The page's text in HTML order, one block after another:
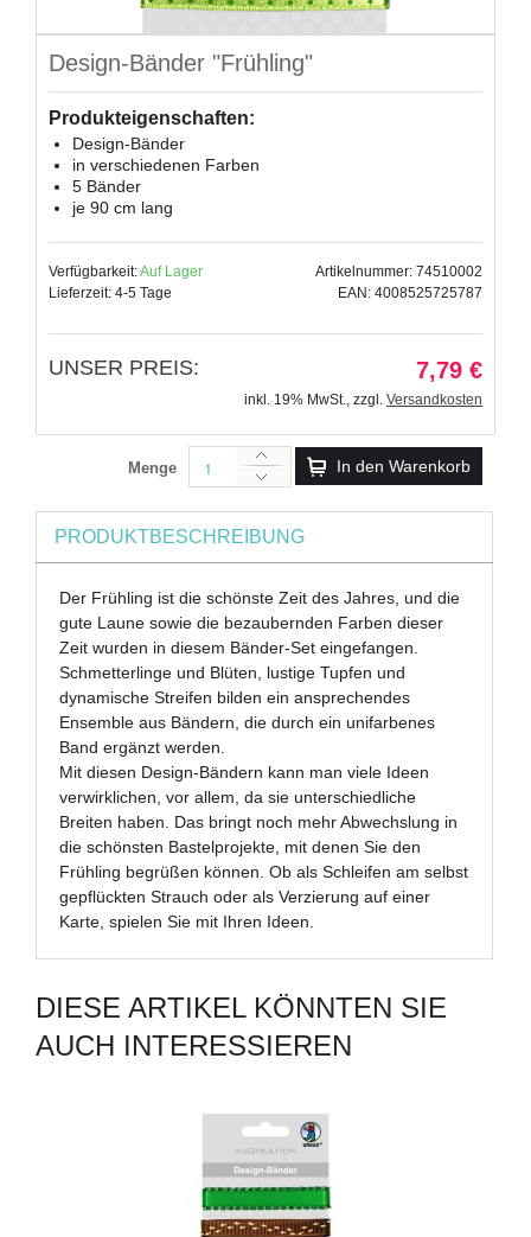
Design-Bänder "Frühling"
Produkteigenschaften:
Design-Bänder
in verschiedenen Farben
5 Bänder
je 90 cm lang
Verfügbarkeit:Auf Lager
Lieferzeit: 4-5 Tage
Artikelnummer: 74510002
EAN: 4008525725787
UNSER PREIS: 7,79 €
inkl. 19% MwSt., zzgl. Versandkosten
Menge In den Warenkorb
PRODUKTBESCHREIBUNG
Der Frühling ist die schönste Zeit des Jahres, und die
gute Laune sowie die bezaubernden Farben dieser
Zeit wurden in diesem Bänder-Set eingefangen.
Schmetterlinge und Blüten, lustige Tupfen und
dynamische Streifen bilden ein ansprechendes
Ensemble aus Bändern, die durch ein unifarbenes
Band ergänzt werden.
Mit diesen Design-Bändern kann man viele Ideen
verwirklichen, vor allem, da sie unterschiedliche
Breiten haben. Das bringt noch mehr Abwechslung in
die schönsten Bastelprojekte, mit denen Sie den
Frühling begrüßen können. Ob als Schleifen am selbst
gepflückten Strauch oder als Verzierung auf einer
Karte, spielen Sie mit Ihren Ideen.
DIESE ARTIKEL KÖNNTEN SIE
AUCH INTERESSIEREN